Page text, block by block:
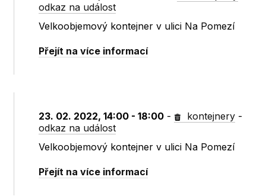
odkaz na událost
Velkoobjemový kontejner v ulici Na Pomezí
Přejít na více informací
23. 02. 2022, 14:00 - 18:00 - kontejnery -
odkaz na událost
Velkoobjemový kontejner v ulici Na Pomezí
Přejít na více informací